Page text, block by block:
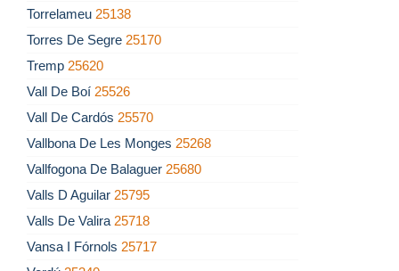
Torrelameu 25138
Torres De Segre 25170
Tremp 25620
Vall De Boí 25526
Vall De Cardós 25570
Vallbona De Les Monges 25268
Vallfogona De Balaguer 25680
Valls D Aguilar 25795
Valls De Valira 25718
Vansa I Fórnols 25717